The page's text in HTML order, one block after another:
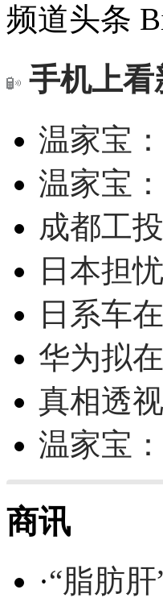
频道头条
手机上看
温家宝
温家宝
成都工
日本担
日系车
华为拟
真相透
温家宝
商讯
·“脂肪